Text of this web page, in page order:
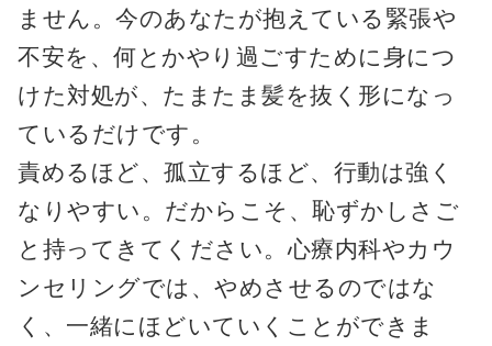
ません。今のあなたが抱えている緊張や
不安を、何とかやり過ごすために身につ
けた対処が、たまたま髪を抜く形になっ
ているだけです。
責めるほど、孤立するほど、行動は強く
なりやすい。だからこそ、恥ずかしさご
と持ってきてください。心療内科やカウ
ンセリングでは、やめさせるのではな
く、一緒にほどいていくことができま